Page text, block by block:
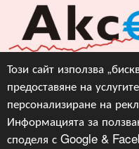
Този сайт използва
предоставяне на
персонализиране на
Информацията за
споделя с Google &
Акцент БГ ЕООД
info@akcent.bg
Facebook